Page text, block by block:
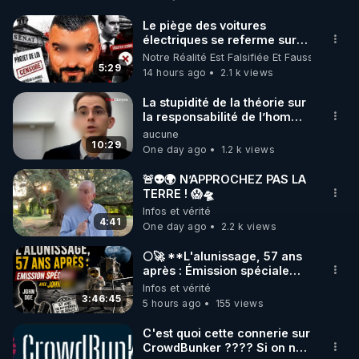
🌱 INSTAGRAM
https://www.instagram.com/rdlr_thierrycasasnovas/
http://rgnr.li/instagram
🌱 LA NEWSLETTER
Pour ne pas rater l’actualité RGNR (stages,
http://rgnr.li/news
🌱 VIDÉOS NON CENSURÉES SUR ODYSEE
Toutes les vidéos Youtube sont aussi sur la
http://rgnr.li/odysee
🌱 LES STAGES EN PRÉSENTIEL
5:29
Le piège des voitures
électriques se referme sur
les usagers !
Notre Réalité Est Falsifiée Et Fausse
14 hours ago
2.1 k views
10:29
La stupidité de la théorie sur
la responsabilité de l’homme
concernant le dioxyde de
carbone.
aucune
One day ago
1.2 k views
4:41
🚨👽🌍 N’APPROCHEZ PAS LA
TERRE ! 😱🛸
Infos et vérité
One day ago
2.2 k views
3:46:45
🌕🚀 **L'alunissage, 57 ans
après : Émission spéciale
avec John Doe !** 👨 🚀✨
Infos et vérité
5 hours ago
155 views
C'est quoi cette connerie sur
CrowdBunker ???? Si on ne